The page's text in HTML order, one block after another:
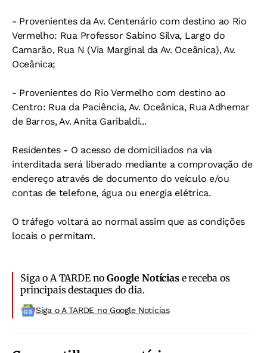
- Provenientes da Av. Centenário com destino ao Rio
Vermelho: Rua Professor Sabino Silva, Largo do
Camarão, Rua N (Via Marginal da Av. Oceânica), Av.
Oceânica;
- Provenientes do Rio Vermelho com destino ao
Centro: Rua da Paciência, Av. Oceânica, Rua Adhemar
de Barros, Av. Anita Garibaldi...
Residentes - O acesso de domiciliados na via
interditada será liberado mediante a comprovação de
endereço através de documento do veículo e/ou
contas de telefone, água ou energia elétrica.
O tráfego voltará ao normal assim que as condições
locais o permitam.
Siga o A TARDE noGoogle Notíciase receba os
principais destaques do dia.
Siga o A TARDE no Google Noticias